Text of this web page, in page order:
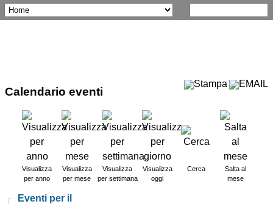
Calendario eventi
Visualizza
per anno
Visualizza
per mese
Visualizza
per settimana
Visualizza
oggi
Cerca
Salta al
mese
Eventi per il